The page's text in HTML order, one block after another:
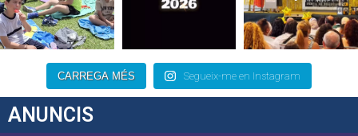
CARREGA MÉS Segueix-me en Instagram
ANUNCIS